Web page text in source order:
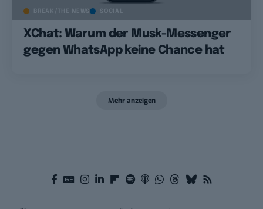
BREAK/THE NEWS SOCIAL
XChat: Warum der Musk-Messenger
gegen WhatsApp keine Chance hat
Mehr anzeigen